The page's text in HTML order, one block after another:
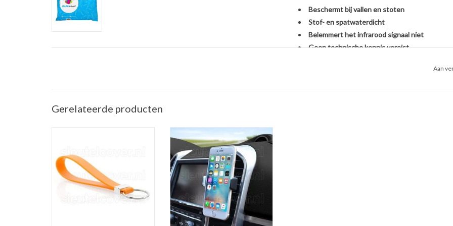
Beschermt bij vallen en stoten
Stof- en spatwaterdicht
Belemmert het infrarood signaal niet
Geen technische kennis vereist
Aan
Gerelateerde producten
TOEVOEGEN AAN WINKELWAGEN
Telefoonhouder ventilatierooster
(Universele telefoon houder voor
in de auto)
TOEVOEGEN AAN WINKELWAGEN